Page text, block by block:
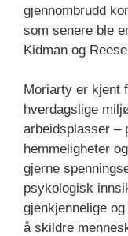
gjennombrudd
som senere ble
Kidman og
Moriarty er kjent
hverdagslige
arbeidsplasser –
hemmeligheter
gjerne
psykologisk
gjenkjennelige
å skildre